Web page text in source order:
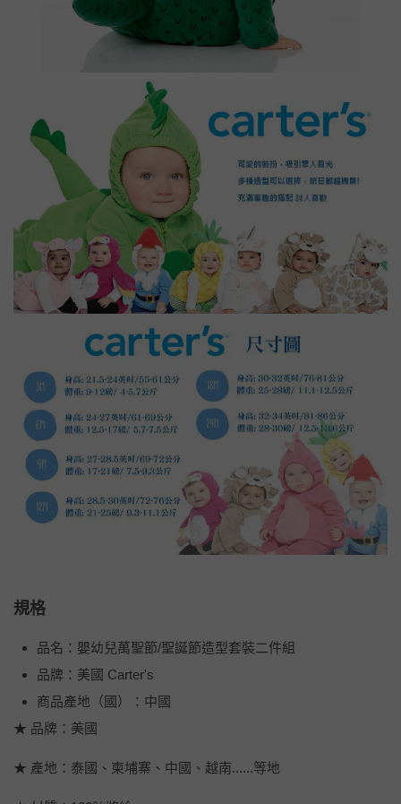
規格
品名：嬰幼兒萬聖節/聖誕節造型套裝二件組
品牌：美國 Carter's
商品產地（國）：中國
★ 品牌：美國
★ 產地：泰國、柬埔寨、中國、越南......等地